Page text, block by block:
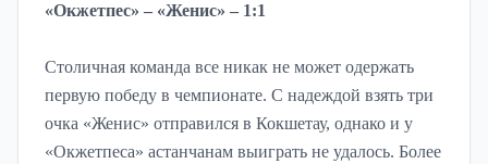
«Окжетпес» – «Женис» – 1:1
Столичная команда все никак не может одержать
первую победу в чемпионате. С надеждой взять три
очка «Женис» отправился в Кокшетау, однако и у
«Окжетпеса» астанчанам выиграть не удалось. Более